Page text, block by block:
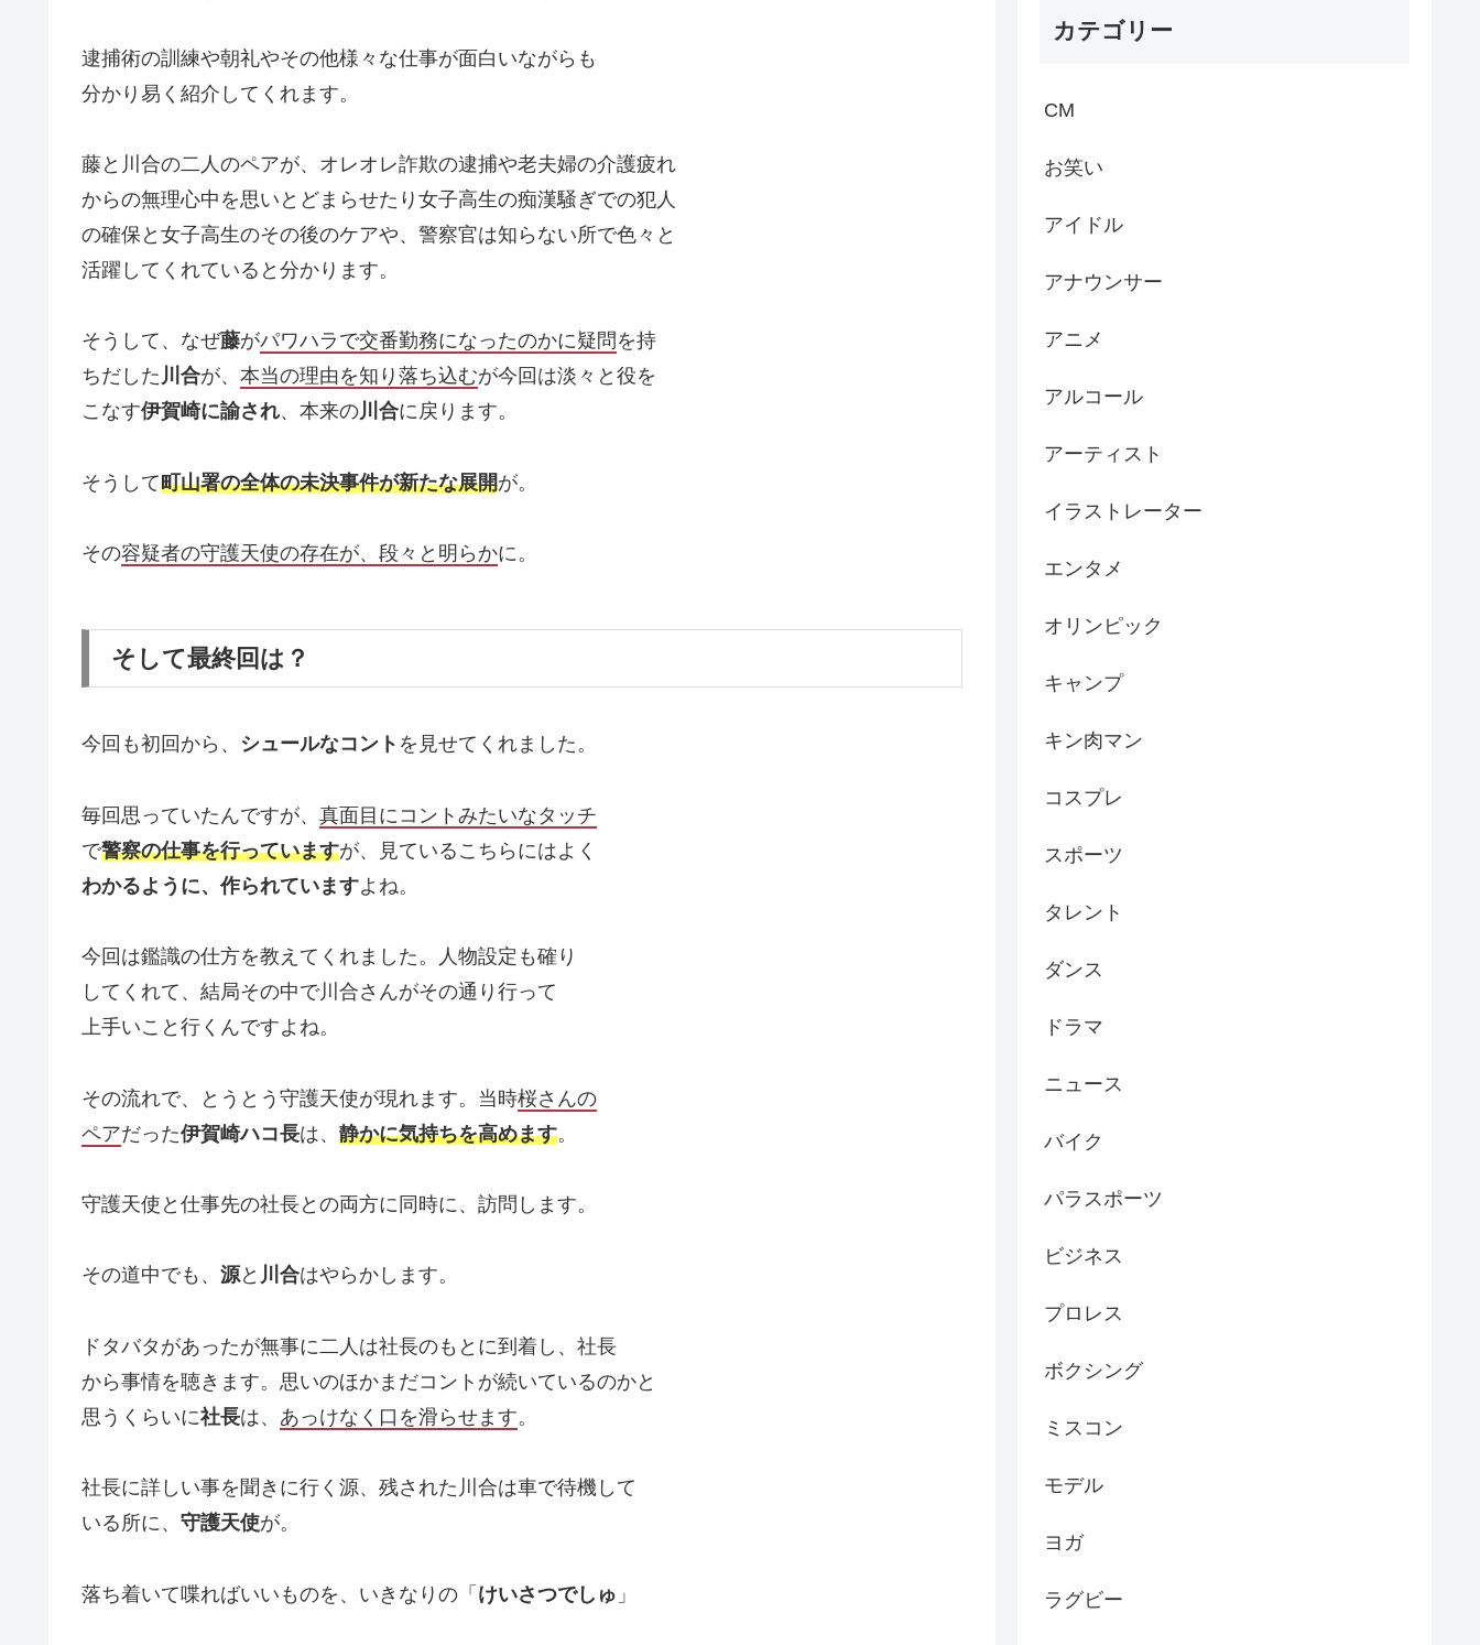
逮捕術の訓練や朝礼やその他様々な仕事が面白いながらも
分かり易く紹介してくれます。
藤と川合の二人のペアが、オレオレ詐欺の逮捕や老夫婦の介護疲れ
からの無理心中を思いとどまらせたり女子高生の痴漢騒ぎでの犯人
の確保と女子高生のその後のケアや、警察官は知らない所で色々と
活躍してくれていると分かります。
そうして、なぜ藤がパワハラで交番勤務になったのかに疑問 を持
ちだした 川合が、 本当の理由を知り落ち込むが今回は淡々と役を
こなす伊賀崎に諭され、本来の川合に戻ります。
そうして町山署の全体の未決事件が新たな展開が。
その容疑者の守護天使の存在が、段々と明らかに。
そして最終回は？
今回も初回から、 シュールなコント を見せてくれました。
毎回思っていたんですが、 真面目にコントみたいなタッチ
で警察の仕事を行っていますが、見ているこちらにはよく
わかるように、作られていますよね。
今回は鑑識の仕方を教えてくれました。人物設定も確り
してくれて、結局その中で川合さんがその通り行って
上手いこと行くんですよね。
その流れで、とうとう守護天使が現れます。当時桜さんの
ペアだった伊賀崎ハコ長は、 静かに気持ちを高めます。
守護天使と仕事先の社長との両方に同時に、訪問します。
その道中でも、 源と 川合はやらかします。
ドタバタがあったが無事に二人は社長のもとに到着し、社長
から事情を聴きます。思いのほかまだコントが続いているのかと
思うくらいに社長は、 あっけなく口を滑らせます。
社長に詳しい事を聞きに行く源、残された川合は車で待機して
いる所に、 守護天使が。
落ち着いて喋ればいいものを、いきなりの「 けいさつでしゅ 」
カテゴリー
CM
お笑い
アイドル
アナウンサー
アニメ
アルコール
アーティスト
イラストレーター
エンタメ
オリンピック
キャンプ
キン肉マン
コスプレ
スポーツ
タレント
ダンス
ドラマ
ニュース
バイク
パラスポーツ
ビジネス
プロレス
ボクシング
ミスコン
モデル
ヨガ
ラグビー